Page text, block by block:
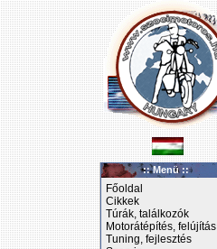
:: Menü ::
Főoldal
Cikkek
Túrák, találkozók
Motorátépítés, felújítás
Tuning, fejlesztés